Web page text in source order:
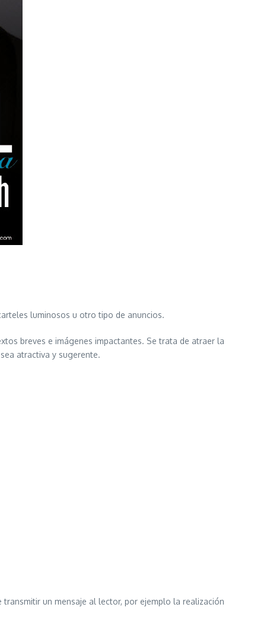
luminosos u otro tipo de anuncios.
breves e imágenes impactantes. Se trata de atraer la
atractiva y sugerente.
un mensaje al lector, por ejemplo la realización